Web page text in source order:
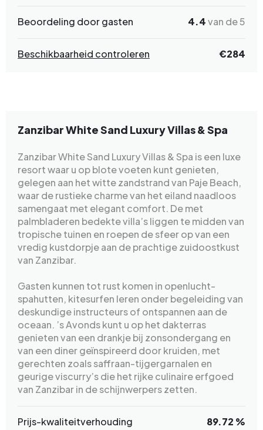
Beoordeling door gasten 4.4van de 5
Beschikbaarheid controleren €284
Zanzibar White Sand Luxury Villas & Spa
Zanzibar White Sand Luxury Villas & Spa is een luxe
resort waar u op blote voeten kunt genieten,
gelegen aan het witte zandstrand van Paje Beach,
waar de rustieke charme van het eiland naadloos
samengaat met elegant comfort. De met
palmbladeren bedekte villa’s liggen te midden van
tropische tuinen en roepen de sfeer op van een
vredig kustdorpje aan de prachtige zuidoostkust
van Zanzibar.
Gasten kunnen tot rust komen in openlucht-
spahutten, kitesurfen leren onder begeleiding van
deskundige instructeurs of ontspannen aan de
oceaan. ’s Avonds kunt u op het dakterras
genieten van een drankje bij zonsondergang en
van een diner geïnspireerd door kruiden, met
gerechten zoals saffraan-tijgergarnalen en
geurige viscurry’s die het rijke culinaire erfgoed
van Zanzibar in de schijnwerpers zetten.
Prijs-kwaliteitverhouding 89.72 %